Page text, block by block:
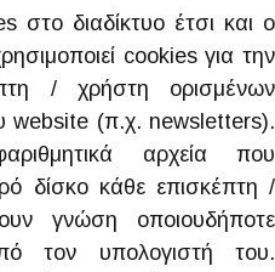
διαδίκτυο έτσι και o
cookies για την
/ χρήστη ορισμένων
website (π.χ. newsletters).
αρχεία που
δίσκο κάθε επισκέπτη /
γνώση οποιουδήποτε
τον υπολογιστή του.